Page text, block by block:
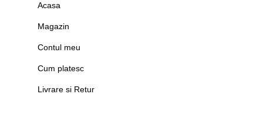
Acasa
Magazin
Contul meu
Cum platesc
Livrare si Retur